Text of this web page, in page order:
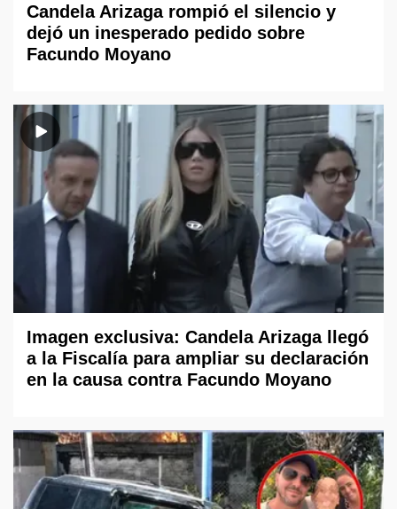
Candela Arizaga rompió el silencio y
dejó un inesperado pedido sobre
Facundo Moyano
Imagen exclusiva: Candela Arizaga llegó
a la Fiscalía para ampliar su declaración
en la causa contra Facundo Moyano